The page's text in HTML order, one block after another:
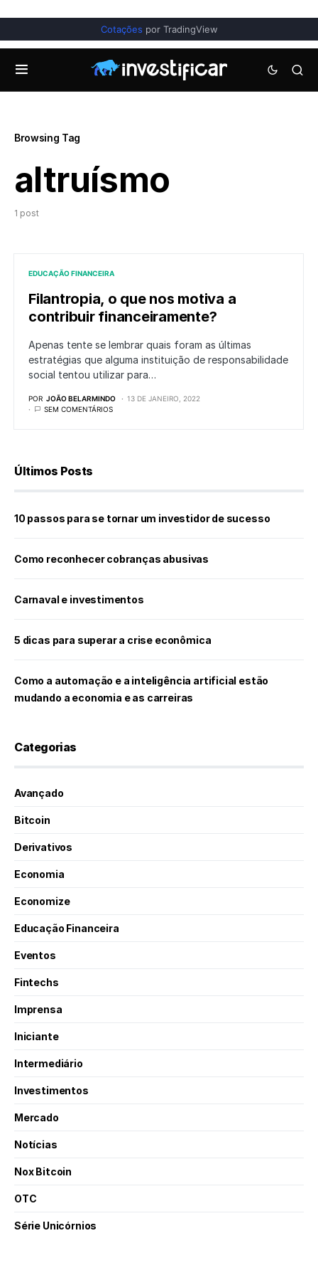
Cotações por TradingView
Browsing Tag
altruísmo
1 post
EDUCAÇÃO FINANCEIRA
Filantropia, o que nos motiva a
contribuir financeiramente?
Apenas tente se lembrar quais foram as últimas
estratégias que alguma instituição de responsabilidade
social tentou utilizar para…
POR JOÃO BELARMINDO
13 DE JANEIRO, 2022
SEM COMENTÁRIOS
Últimos Posts
10 passos para se tornar um investidor de sucesso
Como reconhecer cobranças abusivas
Carnaval e investimentos
5 dicas para superar a crise econômica
Como a automação e a inteligência artificial estão
mudando a economia e as carreiras
Categorias
Avançado
Bitcoin
Derivativos
Economia
Economize
Educação Financeira
Eventos
Fintechs
Imprensa
Iniciante
Intermediário
Investimentos
Mercado
Notícias
Nox Bitcoin
OTC
Série Unicórnios